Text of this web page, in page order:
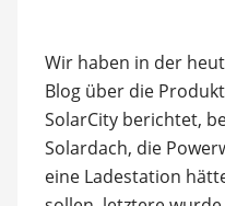
Wir haben in der
Blog über die
SolarCity berichtet,
Solardach, die
eine Ladestation